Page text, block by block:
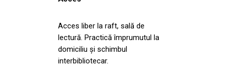
Acces liber la raft, sală de
lectură. Practică împrumutul la
domiciliu şi schimbul
interbibliotecar.